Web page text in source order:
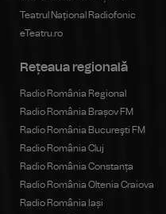
Teatrul Național Radiofonic
eTeatru.ro
Rețeaua regională
Radio România Regional
Radio România Brașov FM
Radio România Bucureşti FM
Radio România Cluj
Radio România Constanța
Radio România Oltenia Craiova
Radio România Iași